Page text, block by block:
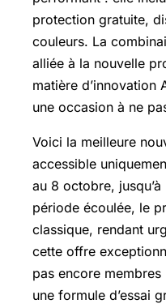
protection gratuite,
couleurs. La
alliée à la nouvelle
matière d’innovation
une occasion à ne
Voici la meilleure
accessible
au 8 octobre,
période écoulée, le
classique, rendant
cette offre
pas encore
une formule d’essai